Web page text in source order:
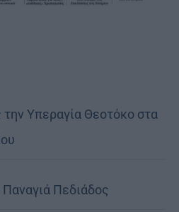
Υπεραγία Θεοτόκο στα
Παναγιά Πεδιάδος